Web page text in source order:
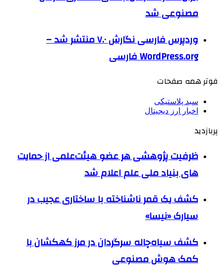
مصنوعی شد
وردپرس فارسی نگارش ۷.۰ منتشر شد –
WordPress.org فارسی
فوتر همه صفحات
سبد پلاستیکی
اخبار ارز دیجیتال
پربازدید
ظرفیت پژوهشی هر عضو هیئت‌علمی از حمایت
های بنیاد ملی علم اعلام شد
کشف یک قمر ناشناخته با ساختاری عجیب در
سیارک «نیسا»
کشف سیاه‌چاله سرگردان در مرز کهکشان با
کمک هوش مصنوعی